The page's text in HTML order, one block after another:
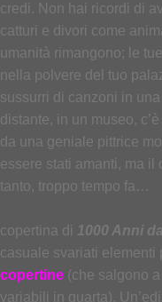
credi. Non hai ricordi di
catturi e divori come
umanità rimangono; le
nella polvere del tuo
sussurri di canzoni in
distante, in un museo,
da una geniale pittrice
essere stati amanti, ma il
tanto, troppo tempo fa…
copertina di 1000 Anni
casuale svariati elementi
copertine (che salgono
variabili in quarta).